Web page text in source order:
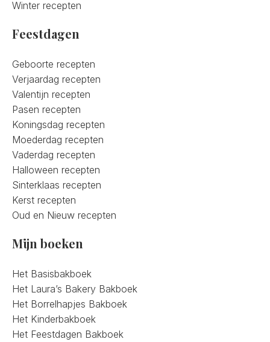
Winter recepten
Feestdagen
Geboorte recepten
Verjaardag recepten
Valentijn recepten
Pasen recepten
Koningsdag recepten
Moederdag recepten
Vaderdag recepten
Halloween recepten
Sinterklaas recepten
Kerst recepten
Oud en Nieuw recepten
Mijn boeken
Het Basisbakboek
Het Laura’s Bakery Bakboek
Het Borrelhapjes Bakboek
Het Kinderbakboek
Het Feestdagen Bakboek